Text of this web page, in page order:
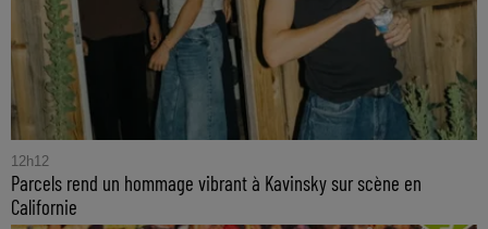
12h12
Parcels rend un hommage vibrant à Kavinsky sur scène en
Californie